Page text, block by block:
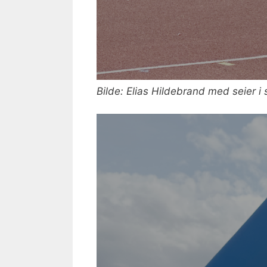
Bilde: Elias Hildebrand med seier i